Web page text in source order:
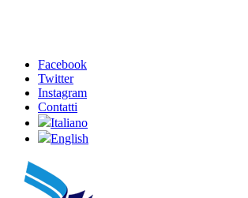
Facebook
Twitter
Instagram
Contatti
Italiano
English